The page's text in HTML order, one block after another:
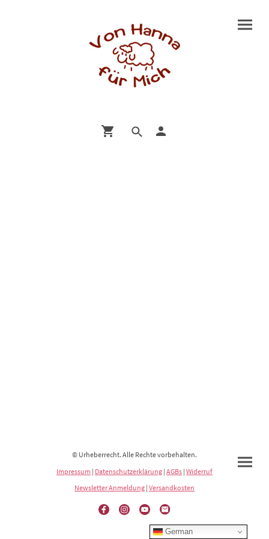
© Urheberrecht. Alle Rechte vorbehalten.
Impressum | Datenschutzerklärung | AGBs | Widerruf
Newsletter Anmeldung | Versandkosten
German